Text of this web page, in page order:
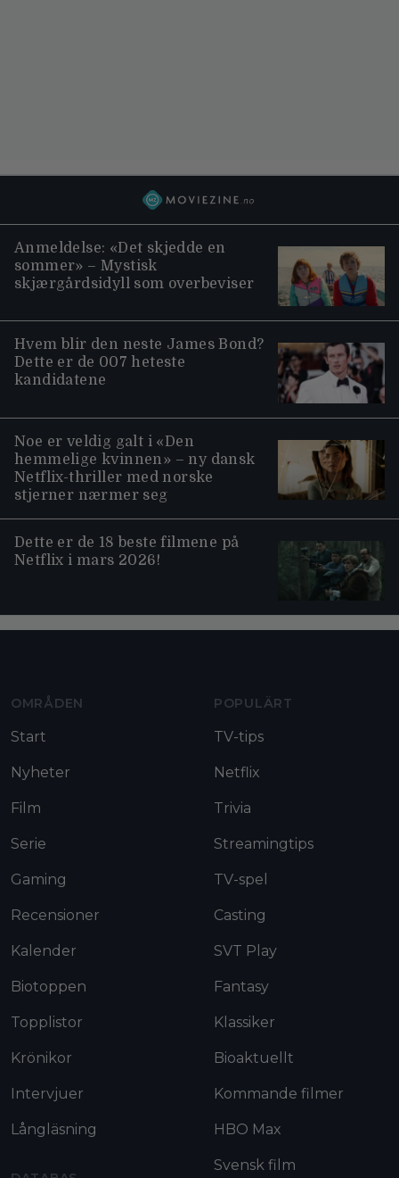
Anmeldelse: «Det skjedde en
sommer» – Mystisk
skjærgårdsidyll som overbeviser
Hvem blir den neste James Bond?
Dette er de 007 heteste
kandidatene
Noe er veldig galt i «Den
hemmelige kvinnen» – ny dansk
Netflix-thriller med norske
stjerner nærmer seg
Dette er de 18 beste filmene på
Netflix i mars 2026!
OMRÅDEN
Start
Nyheter
Film
Serie
Gaming
Recensioner
Kalender
Biotoppen
Topplistor
Krönikor
Intervjuer
Långläsning
POPULÄRT
TV-tips
Netflix
Trivia
Streamingtips
TV-spel
Casting
SVT Play
Fantasy
Klassiker
Bioaktuellt
Kommande filmer
HBO Max
Svensk film